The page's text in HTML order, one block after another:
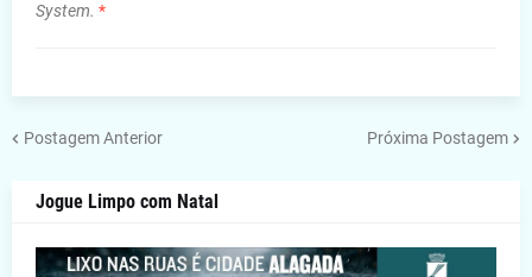
System. *
Postagem Anterior Próxima Postagem
Jogue Limpo com Natal